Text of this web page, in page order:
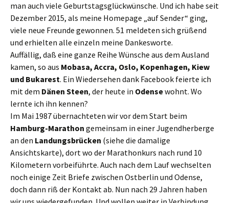
man auch viele Geburtstagsglückwünsche. Und ich habe seit
Dezember 2015, als meine Homepage „auf Sender“ ging,
viele neue Freunde gewonnen. 51 meldeten sich grüßend
und erhielten alle einzeln meine Dankesworte.
Auffällig, daß eine ganze Reihe Wünsche aus dem Ausland
kamen, so aus Mobasa, Accra, Oslo, Kopenhagen, Kiew
und Bukarest. Ein Wiedersehen dank Facebook feierte ich
mit dem Dänen Steen, der heute in Odensewohnt. Wo
lernte ich ihn kennen?
Im Mai 1987 übernachteten wir vor dem Start beim
Hamburg-Marathon gemeinsam in einer Jugendherberge
an den Landungsbrücken (siehe die damalige
Ansichtskarte), dort wo der Marathonkurs nach rund 10
Kilometern vorbeiführte. Auch nach dem Lauf wechselten
noch einige Zeit Briefe zwischen Ostberlin und Odense,
doch dann riß der Kontakt ab. Nun nach 29 Jahren haben